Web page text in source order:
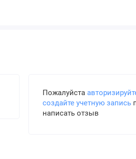
Пожалуйста
создайте учетную запись
написать отзыв